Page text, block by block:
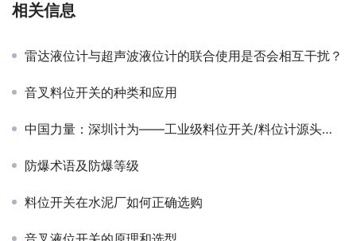
相关信息
雷达液位计与超声波液位计的联合使用是否会相互干扰？
音叉料位开关的种类和应用
中国力量：深圳计为——工业级料位开关/料位计源头厂家与VEGA出色替代方案提供者
防爆术语及防爆等级
料位开关在水泥厂如何正确选购